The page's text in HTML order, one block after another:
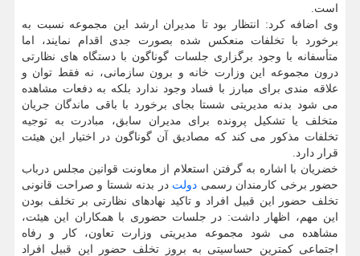
است.
وی اضافه کرد: انتظار بود تا مدیران ارشد این مجموعه نسبت به
برخورد با تخلفات منعکس شده بصورت جدی اقدام نمایند، اما
متأسفانه با وجود برگزاری جلسات گوناگون با دستگاه های نظارتی
درون مجموعه این وزارت خانه و برون سازمانی، نه فقط توان و
علاقه مندی برای مبارز با فساد وجود ندارد بلکه به دفعات مشاهده
می شود بدنه مدیریتی شستا بجای برخورد با باقی ماندگان جریان
متخلف یا تشکیل پرونده برای مدیران سابق، مبادرت به توجیه
تخلفات مذکور می کند که مصادیق آن گوناگون در اختیار این هیئت
قرار دارد.
خضریان با اشاره به گرفتن استعلام از معاونت قوانین مجلس درباب
حضور برخی کارمندان رسمی دولت در بدنه شستا و صراحت قانونی
تخلف حضور این قبیل افراد و تاکید نهادهای نظارتی بر تخلف بودن
این مهم، اظهار داشت: در جلسات حضوری با همکاران این هیئت،
مشاهده می شود مجموعه مدیریتی وزارت تعاون، کار و رفاه
اجتماعی کمترین حساسیتی به بروز تخلف حضور این قبیل افراد